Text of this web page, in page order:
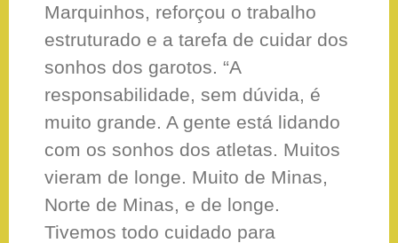
Marquinhos, reforçou o trabalho
estruturado e a tarefa de cuidar dos
sonhos dos garotos. “A
responsabilidade, sem dúvida, é
muito grande. A gente está lidando
com os sonhos dos atletas. Muitos
vieram de longe. Muito de Minas,
Norte de Minas, e de longe.
Tivemos todo cuidado para